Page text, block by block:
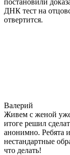
ДНК тест на
отвертится.
Валерий
Живем с женой
итоге решил
анонимно. Ребята
нестандартные
что делать!